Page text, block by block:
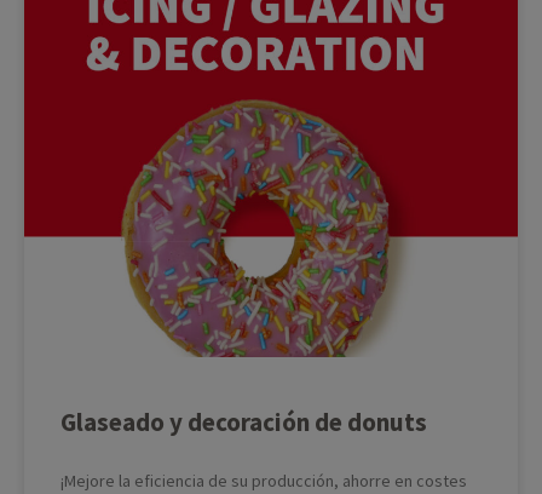
Glaseado y decoración de donuts
¡Mejore la eficiencia de su producción, ahorre en costes